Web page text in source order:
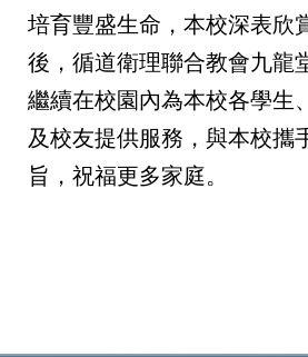
培育豐盛生命，本校深表欣
後，循道衛理聯合教會九龍
繼續在校園內為本校各學生
及校友提供服務，與本校攜
旨，祝福更多家庭。